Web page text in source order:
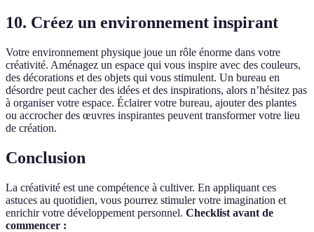
10. Créez un environnement inspirant
Votre environnement physique joue un rôle énorme dans votre
créativité. Aménagez un espace qui vous inspire avec des couleurs,
des décorations et des objets qui vous stimulent. Un bureau en
désordre peut cacher des idées et des inspirations, alors n’hésitez pas
à organiser votre espace. Éclairer votre bureau, ajouter des plantes
ou accrocher des œuvres inspirantes peuvent transformer votre lieu
de création.
Conclusion
La créativité est une compétence à cultiver. En appliquant ces
astuces au quotidien, vous pourrez stimuler votre imagination et
enrichir votre développement personnel. Checklist avant de
commencer :